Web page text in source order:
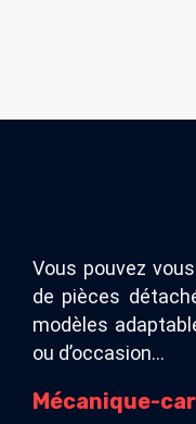
Vous pouvez
de pièces
modèles
ou d’occasion…
Mécanique-